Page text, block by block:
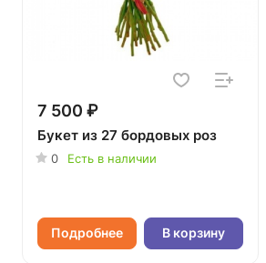
7 500 ₽
Букет из 27 бордовых роз
0 Есть в наличии
Подробнее В корзину